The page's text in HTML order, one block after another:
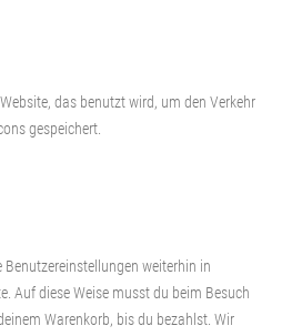
das benutzt wird, um den Verkehr
gespeichert.
weiterhin in
Auf diese Weise musst du beim Besuch
Warenkorb, bis du bezahlst. Wir